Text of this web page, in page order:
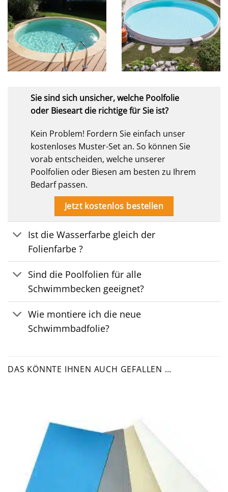
Sie sind sich unsicher, welche Poolfolie
oder Bieseart die richtige für Sie ist?
Kein Problem! Fordern Sie einfach unser
kostenloses Muster-Set an. So können Sie
vorab entscheiden, welche unserer
Poolfolien oder Biesen am besten zu Ihrem
Bedarf passen.
Jetzt kostenlos bestellen
Ist die Wasserfarbe gleich der
Folienfarbe ?
Sind die Poolfolien für alle
Schwimmbecken geeignet?
Wie montiere ich die neue
Schwimmbadfolie?
DAS KÖNNTE IHNEN AUCH GEFALLEN …